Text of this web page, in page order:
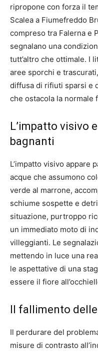
ripropone con forza il
Scalea a Fiumefreddo
compreso tra Falerna e
segnalano una
tutt’altro che ottimale. I
aree sporchi e
diffusa di rifiuti sparsi e
che ostacola la normale
L’impatto visivo
bagnanti
L’impatto visivo appare
acque che assumono
verde al marrone,
schiume sospette e
situazione, purtroppo
un immediato moto di
villeggianti. Le
mettendo in luce una
le aspettative di una
essere il fiore
Il fallimento
Il perdurare del
misure di contrasto